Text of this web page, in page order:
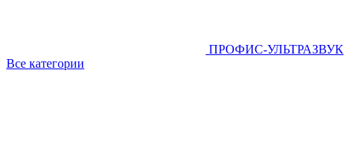
ПРОФИС-УЛЬТРАЗВУК
Все категории